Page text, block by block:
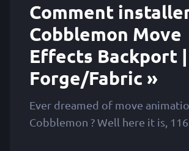
Comment
Cobblemon Move
Effects Backport |
Forge/Fabric »
Ever dreamed of move
Cobblemon ? Well here it is,